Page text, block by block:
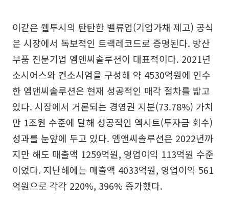
이같은 웰투시의 탄탄한 밸류업(기업가채 제고) 공식
은 시장에서 독보적인 트랙레코드로 증명된다. 방산
부품 전문기업 엠앤씨솔루션이 대표적이다. 2021년
소시어스와 컨소시엄을 구성해 약 4530억원에 인수
한 엠앤씨솔루션은 현재 성공적인 매각 절차를 밟고
있다. 시장에서 거론되는 경영권 지분(73.78%) 가치
만 1조원 수준에 달해 성공적인 엑시트(투자금 회수)
성과를 눈앞에 두고 있다. 엠앤씨솔루션은 2022년까
지만 해도 매출액 1259억원, 영업이익 113억원 수준
이었다. 지난해에는 매출액 4033억원, 영업이익 561
억원으로 각각 220%, 396% 증가했다.